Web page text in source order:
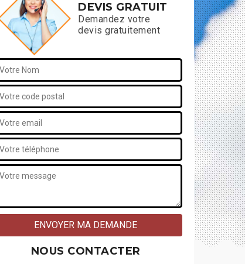
DEVIS GRATUIT
Demandez votre
devis gratuitement
NOUS CONTACTER